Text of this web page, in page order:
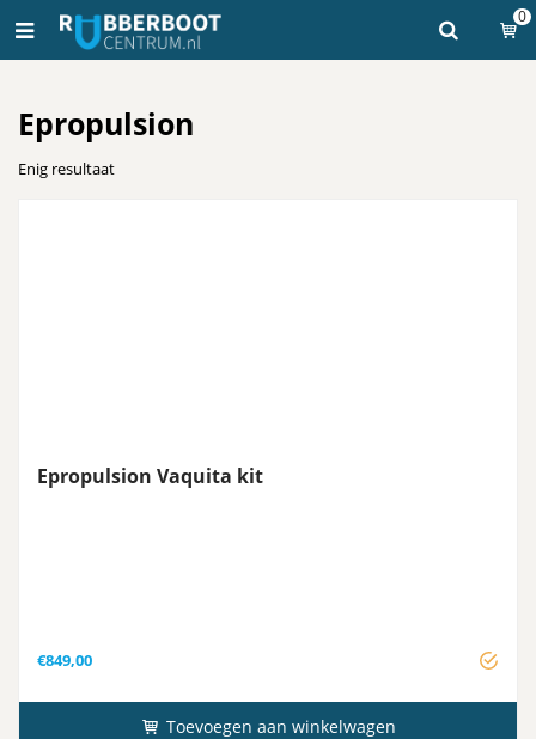
0
Epropulsion
Enig resultaat
Epropulsion Vaquita kit
€849,00
Toevoegen aan winkelwagen